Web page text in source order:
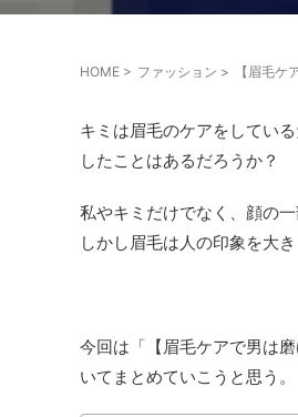
HOME > ファッション > 【眉毛ケ
キミは眉毛のケアをしてい
したことはあるだろうか？
私やキミだけでなく、顔の
しかし眉毛は人の印象を大き
今回は「【眉毛ケアで男は
いてまとめていこうと思う。